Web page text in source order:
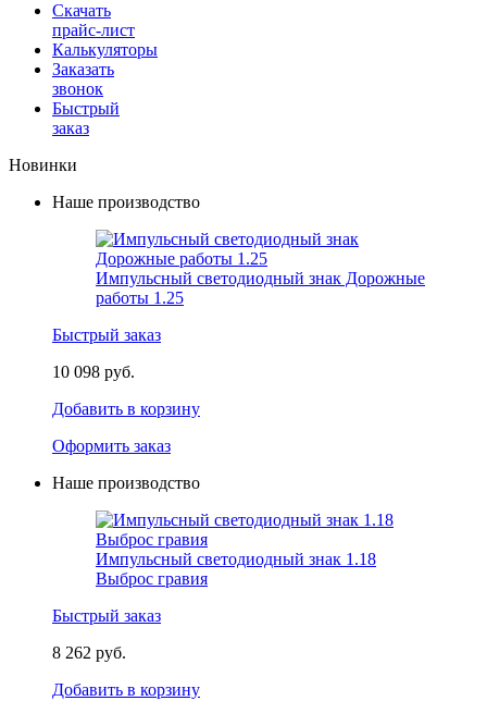
Скачать
прайс-лист
Калькуляторы
Заказать
звонок
Быстрый
заказ
Новинки
Наше производство
Импульсный светодиодный знак Дорожные
работы 1.25
Быстрый заказ
10 098 руб.
Добавить в корзину
Оформить заказ
Наше производство
Импульсный светодиодный знак 1.18
Выброс гравия
Быстрый заказ
8 262 руб.
Добавить в корзину